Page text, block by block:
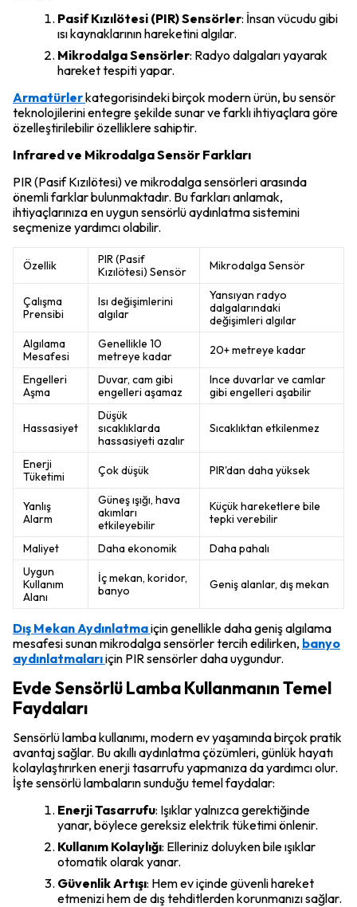
Pasif Kızılötesi (PIR) Sensörler: İnsan vücudu gibi
ısı kaynaklarının hareketini algılar.
Mikrodalga Sensörler: Radyo dalgaları yayarak
hareket tespiti yapar.
Armatürlerkategorisindeki birçok modern ürün, bu sensör
teknolojilerini entegre şekilde sunar ve farklı ihtiyaçlara göre
özelleştirilebilir özelliklere sahiptir.
Infrared ve Mikrodalga Sensör Farkları
PIR (Pasif Kızılötesi) ve mikrodalga sensörleri arasında
önemli farklar bulunmaktadır. Bu farkları anlamak,
ihtiyaçlarınıza en uygun sensörlü aydınlatma sistemini
seçmenize yardımcı olabilir.
Özellik
PIR (Pasif
Kızılötesi) Sensör
Mikrodalga Sensör
Çalışma
Prensibi
Isı değişimlerini
algılar
Yansıyan radyo
dalgalarındaki
değişimleri algılar
Algılama
Mesafesi
Genellikle 10
metreye kadar
20+ metreye kadar
Engelleri
Aşma
Duvar, cam gibi
engelleri aşamaz
Ince duvarlar ve camlar
gibi engelleri aşabilir
Hassasiyet
Düşük
sıcaklıklarda
hassasiyeti azalır
Sıcaklıktan etkilenmez
Enerji
Tüketimi
Çok düşük PIR'dan daha yüksek
Yanlış
Alarm
Güneş ışığı, hava
akımları
etkileyebilir
Küçük hareketlere bile
tepki verebilir
Maliyet Daha ekonomik
Daha pahalı
Uygun
Kullanım
Alanı
İç mekan, koridor,
banyo
Geniş alanlar, dış mekan
Dış Mekan Aydınlatmaiçin genellikle daha geniş algılama
mesafesi sunan mikrodalga sensörler tercih edilirken, banyo
aydınlatmalarıiçin PIR sensörler daha uygundur.
Evde Sensörlü Lamba Kullanmanın Temel
Faydaları
Sensörlü lamba kullanımı, modern ev yaşamında birçok pratik
avantaj sağlar. Bu akıllı aydınlatma çözümleri, günlük hayatı
kolaylaştırırken enerji tasarrufu yapmanıza da yardımcı olur.
İşte sensörlü lambaların sunduğu temel faydalar:
Enerji Tasarrufu: Işıklar yalnızca gerektiğinde
yanar, böylece gereksiz elektrik tüketimi önlenir.
Kullanım Kolaylığı: Elleriniz doluyken bile ışıklar
otomatik olarak yanar.
Güvenlik Artışı: Hem ev içinde güvenli hareket
etmenizi hem de dış tehditlerden korunmanızı sağlar.